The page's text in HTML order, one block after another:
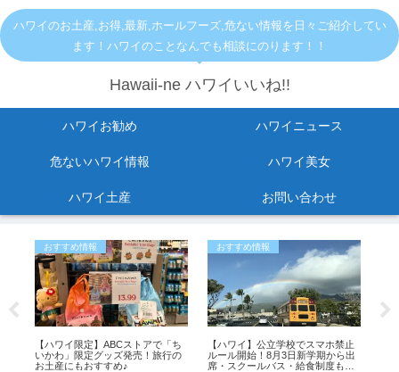
ハワイのお土産,お得,最新,ホールフーズ,危ない情報を日々ご紹介してい
ます！ハワイのことなんでも相談にのります！！
Hawaii-ne ハワイいいね!!
ハワイお勧め ハワイニュース
危ないハワイ情報 ハワイ美女
ハワイ土産 お問い合わせ
おすすめ情報
【ハワイ限定】ABCストアで「ち
いかわ」限定グッズ発売！旅行の
お土産にもおすすめ♪
おすすめ情報
【ハワイ】公立学校でスマホ禁止
ルール開始！8月3日新学期から出
席・スクールバス・給食制度も変